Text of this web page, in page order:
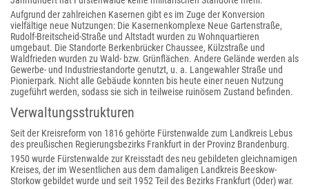
Aufgrund der zahlreichen Kasernen gibt es im Zuge der Konversion
vielfältige neue Nutzungen: Die Kasernenkomplexe Neue Gartenstraße,
Rudolf-Breitscheid-Straße und Altstadt wurden zu Wohnquartieren
umgebaut. Die Standorte Berkenbrücker Chaussee, Külzstraße und
Waldfrieden wurden zu Wald- bzw. Grünflächen. Andere Gelände werden als
Gewerbe- und Industriestandorte genutzt, u. a. Langewahler Straße und
Pionierpark. Nicht alle Gebäude konnten bis heute einer neuen Nutzung
zugeführt werden, sodass sie sich in teilweise ruinösem Zustand befinden.
Verwaltungsstrukturen
Seit der Kreisreform von 1816 gehörte Fürstenwalde zum Landkreis Lebus
des preußischen Regierungsbezirks Frankfurt in der Provinz Brandenburg.
1950 wurde Fürstenwalde zur Kreisstadt des neu gebildeten gleichnamigen
Kreises, der im Wesentlichen aus dem damaligen Landkreis Beeskow-
Storkow gebildet wurde und seit 1952 Teil des Bezirks Frankfurt (Oder) war.